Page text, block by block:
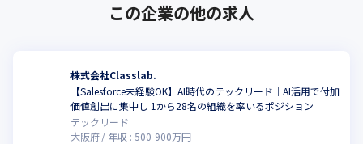
この企業の他の求人
株式会社Classlab.⁠
【Salesforce未経験OK】AI時代のテックリード｜AI活用で付加
価値創出に集中し 1から28名の組織を率いるポジション
テックリード
大阪府
年収 : 500-900万円